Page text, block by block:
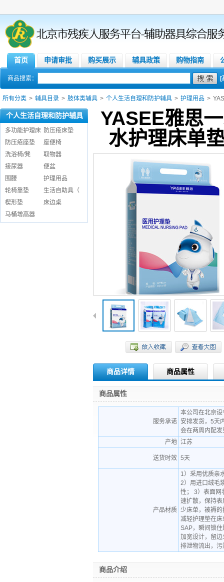
首页 申请审批 购买展示 辅具政策 购物指南
商品搜索： [
所有分类 > 辅具目录 > 肢体类辅具 > 个人生活自理和防护辅具 > 护理用品 >
个人生活自理和防护辅具
多功能护理床 防压疮床垫
防压疮座垫
座便椅
洗浴椅/凳
取物器
接尿器
便盆
围腰
护理用品
轮椅靠垫
生活自助具（
楔形垫
床边桌
马桶增高器
YASEE雅思
水护理床单
商品详情 商品属性
商品属性
服务承诺
本公司在北京
安排发货，5天
会在两周内配发
产地 江苏
送货时效 5天
产品材质
1）采用优质亲
2）用进口绒毛
性； 3）表面网
速扩散，保持
少床单，被褥
减轻护理垫在
SAP，瞬间锁
加宽设计，留
排泄物流出，污
商品介绍